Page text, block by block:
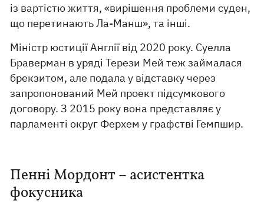
із вартістю життя, «вирішення проблеми суден,
що перетинають Ла-Манш», та інші.
Міністр юстиції Англії від 2020 року. Суелла
Браверман в уряді Терези Мей теж займалася
брекзитом, але подала у відставку через
запропонований Мей проект підсумкового
договору. З 2015 року вона представляє у
парламенті округ Ферхем у графстві Гемпшир.
Пенні Мордонт – асистентка
фокусника